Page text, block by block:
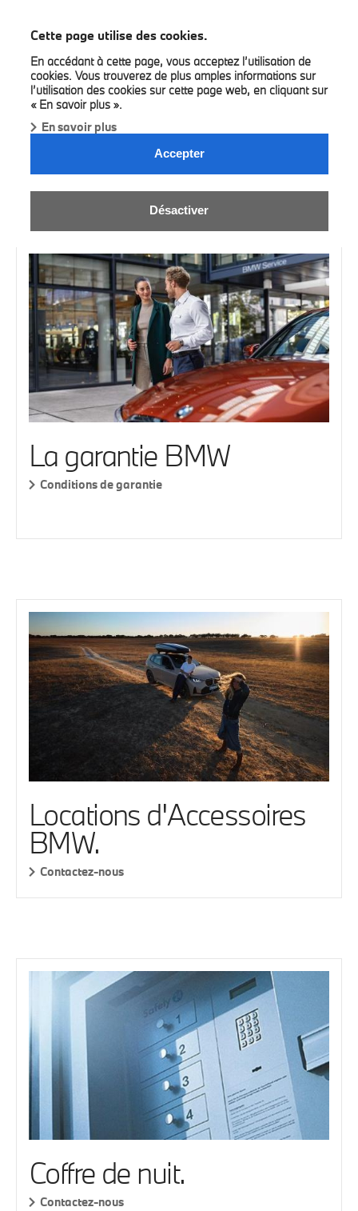
Cette page utilise des cookies.
En accédant à cette page, vous acceptez l’utilisation de
cookies. Vous trouverez de plus amples informations sur
l’utilisation des cookies sur cette page web, en cliquant sur
« En savoir plus ».
En savoir plus
Accepter
Désactiver
NOS SERVICES.
La garantie BMW
Conditions de garantie
Locations d'Accessoires
BMW.
Contactez-nous
Coffre de nuit.
Contactez-nous